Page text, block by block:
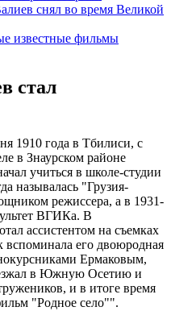
снял во время Великой
известные фильмы
стал
1910 года в Тбилиси, с
в Знаурском районе
учиться в школе-студии
называлась "Грузия-
режиссера, а в 1931-
ВГИКа. В
ассистентом на съемках
вспоминала его двоюродная
Ермаковым,
в Южную Осетию и
и в итоге время
"Родное село"".